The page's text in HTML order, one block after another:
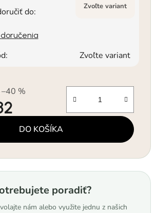
do: Zvoľte variant
Zvoľte variant
–40 %
DO KOŠÍKA
poradiť?
nám alebo využite jednu z našich